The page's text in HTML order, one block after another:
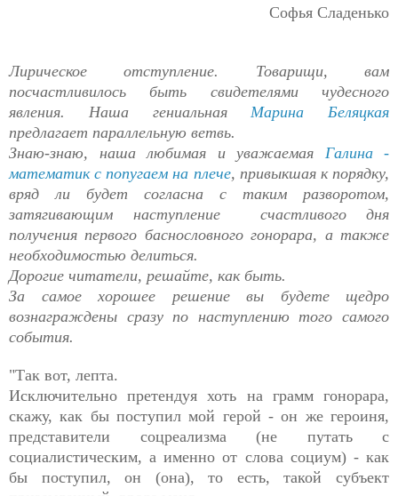
Софья Сладенько
Лирическое отступление. Товарищи, вам
посчастливилось быть свидетелями чудесного
явления. Наша гениальная Марина Беляцкая
предлагает параллельную ветвь.
Знаю-знаю, наша любимая и уважаемая Галина -
математик с попугаем на плече, привыкшая к порядку,
вряд ли будет согласна с таким разворотом,
затягивающим наступление счастливого дня
получения первого баснословного гонорара, а также
необходимостью делиться.
Дорогие читатели, решайте, как быть.
За самое хорошее решение вы будете щедро
вознаграждены сразу по наступлению того самого
события.
"Так вот, лепта.
Исключительно претендуя хоть на грамм гонорара,
скажу, как бы поступил мой герой - он же героиня,
представители соцреализма (не путать с
социалистическим, а именно от слова социум) - как
бы поступил, он (она), то есть, такой субъект